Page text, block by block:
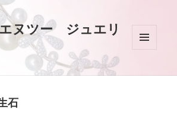
ヌツー ジュエリ
ィジェ
石